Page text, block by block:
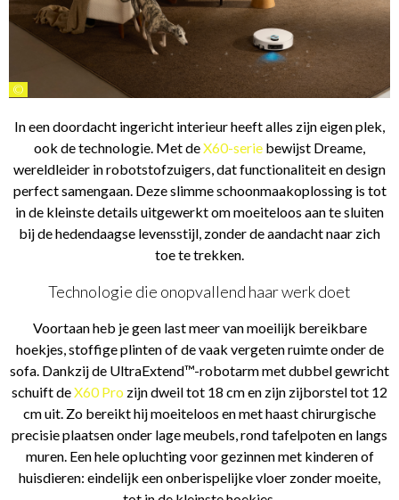
©
In een doordacht ingericht interieur heeft alles zijn eigen plek,
ook de technologie. Met deX60-serie bewijst Dreame,
wereldleider in robotstofzuigers, dat functionaliteit en design
perfect samengaan. Deze slimme schoonmaakoplossing is tot
in de kleinste details uitgewerkt om moeiteloos aan te sluiten
bij de hedendaagse levensstijl, zonder de aandacht naar zich
toe te trekken.
Technologie die onopvallend haar werk doet
Voortaan heb je geen last meer van moeilijk bereikbare
hoekjes, stoffige plinten of de vaak vergeten ruimte onder de
sofa. Dankzij de UltraExtend™-robotarm met dubbel gewricht
schuift deX60 Pro zijn dweil tot 18 cm en zijn zijborstel tot 12
cm uit. Zo bereikt hij moeiteloos en met haast chirurgische
precisie plaatsen onder lage meubels, rond tafelpoten en langs
muren. Een hele opluchting voor gezinnen met kinderen of
huisdieren: eindelijk een onberispelijke vloer zonder moeite,